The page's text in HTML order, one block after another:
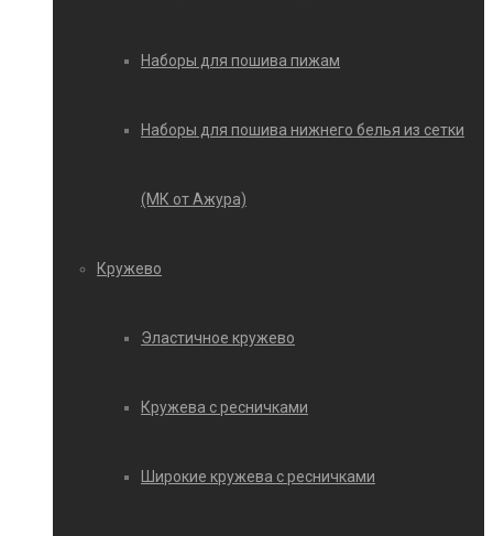
Наборы для пошива пижам
Наборы для пошива нижнего белья из сетки
(МК от Ажура)
Кружево
Эластичное кружево
Кружева с ресничками
Широкие кружева с ресничками